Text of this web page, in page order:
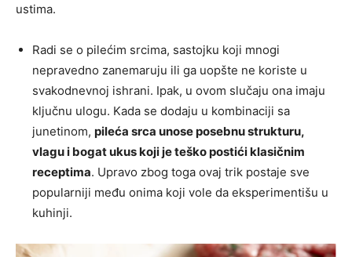
ustima.
Radi se o pilećim srcima, sastojku koji mnogi
nepravedno zanemaruju ili ga uopšte ne koriste u
svakodnevnoj ishrani. Ipak, u ovom slučaju ona imaju
ključnu ulogu. Kada se dodaju u kombinaciji sa
junetinom, pileća srca unose posebnu strukturu,
vlagu i bogat ukus koji je teško postići klasičnim
receptima. Upravo zbog toga ovaj trik postaje sve
popularniji među onima koji vole da eksperimentišu u
kuhinji.